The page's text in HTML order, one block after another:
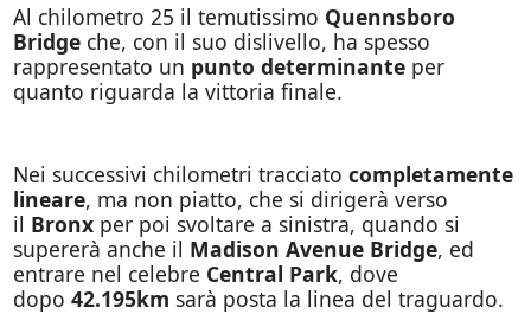
Al chilometro 25 il temutissimo Quennsboro
Bridgeche, con il suo dislivello, ha spesso
rappresentato un punto determinanteper
quanto riguarda la vittoria finale.
Nei successivi chilometri tracciato completamente
lineare, ma non piatto, che si dirigerà verso
il Bronx per poi svoltare a sinistra, quando si
supererà anche il Madison Avenue Bridge, ed
entrare nel celebre Central Park, dove
dopo 42.195km sarà posta la linea del traguardo.